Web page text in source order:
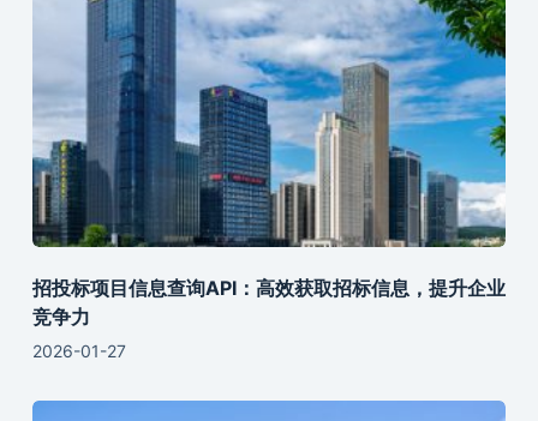
招投标项目信息查询API：高效获取招标信息，提升企业
竞争力
2026-01-27